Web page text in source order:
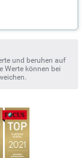
und beruhen auf
Werte können bei